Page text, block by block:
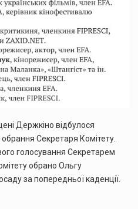
Держкіно відбулося
обрання Секретаря Комітету.
голосування Секретарем
обрано Ольгу
за попередньої каденції.